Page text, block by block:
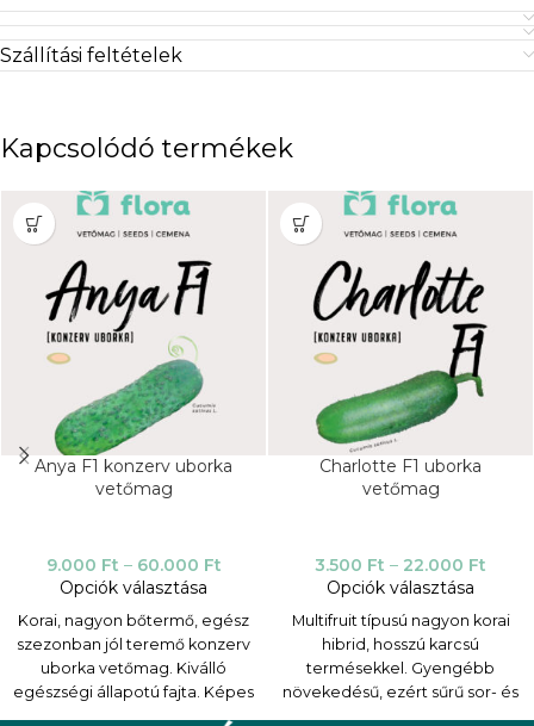
Szállítási feltételek
Kapcsolódó termékek
Anya F1 konzerv uborka
vetőmag
9.000 Ft – 60.000 Ft
Opciók választása
Korai, nagyon bőtermő, egész
szezonban jól teremő konzerv
uborka vetőmag. Kiválló
egészségi állapotú fajta. Képes
ellenállni az időjárási
Charlotte F1 uborka
vetőmag
3.500 Ft – 22.000 Ft
Opciók választása
Multifruit típusú nagyon korai
hibrid, hosszú karcsú
termésekkel. Gyengébb
növekedésű, ezért sűrű sor- és
tőtávolságra vethető, vagy